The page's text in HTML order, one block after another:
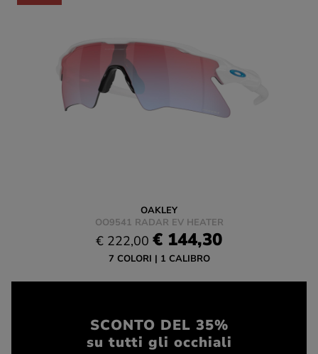
OAKLEY
OO9541 RADAR EV HEATER
€ 222,00 € 144,30
7 COLORI 1 CALIBRO
SCONTO DEL 35%
su tutti gli occhiali